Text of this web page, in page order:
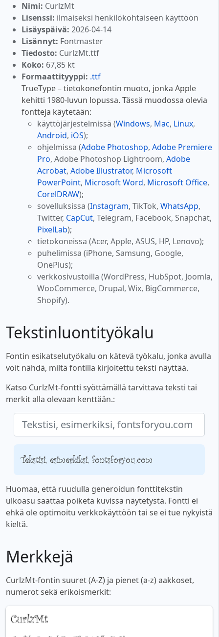
Nimi: CurlzMt
Lisenssi: ilmaiseksi henkilökohtaiseen käyttöön
Lisäyspäivä: 2026-04-14
Lisännyt: Fontmaster
Tiedosto: CurlzMt.ttf
Koko: 67,85 kt
Formaattityyppi: .ttf
TrueType – tietokonefontin muoto, jonka Apple
kehitti 1980-luvun lopussa. Tässä muodossa olevia
fontteja käytetään:
käyttöjärjestelmissä (Windows, Mac, Linux,
Android, iOS);
ohjelmissa (Adobe Photoshop, Adobe Premiere
Pro, Adobe Photoshop Lightroom, Adobe
Acrobat, Adobe Illustrator, Microsoft
PowerPoint, Microsoft Word, Microsoft Office,
CorelDRAW);
sovelluksissa (Instagram, TikTok, WhatsApp,
Twitter, CapCut, Telegram, Facebook, Snapchat,
PixelLab);
tietokoneissa (Acer, Apple, ASUS, HP, Lenovo);
puhelimissa (iPhone, Samsung, Google,
OnePlus);
verkkosivustoilla (WordPress, HubSpot, Joomla,
WooCommerce, Drupal, Wix, BigCommerce,
Shopify).
Tekstinluontityökalu
Fontin esikatselutyökalu on kätevä työkalu, jonka avulla
voit nähdä, miltä fontilla kirjoitettu teksti näyttää.
Katso CurlzMt-fontti syöttämällä tarvittava teksti tai
merkit alla olevaan kenttään.:
Tekstisi, esimerkiksi, fontsforyou.com
Huomaa, että ruudulla generoidun fonttitekstin
ulkoasu saattaa poiketa kuvissa näytetystä. Fontti ei
ehkä ole optimoitu verkkokäyttöön tai se ei tue nykyistä
kieltä.
Merkkejä
CurlzMt-fontin suuret (A-Z) ja pienet (a-z) aakkoset,
numerot sekä erikoismerkit: